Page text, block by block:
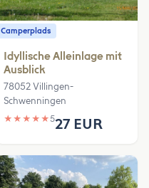
Camperplads
Idyllische Alleinlage mit
Ausblick
78052 Villingen-
Schwenningen
★ ★ ★ ★ ★527 EUR